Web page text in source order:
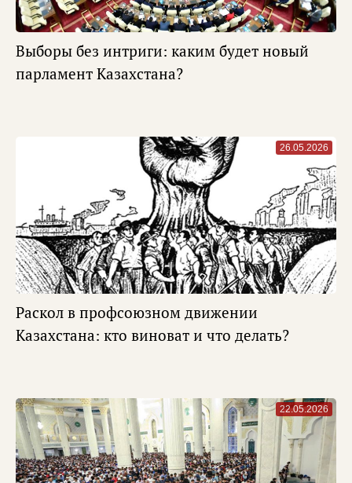
Выборы без интриги: каким будет новый
парламент Казахстана?
Раскол в профсоюзном движении
Казахстана: кто виноват и что делать?
26.05.2026
22.05.2026